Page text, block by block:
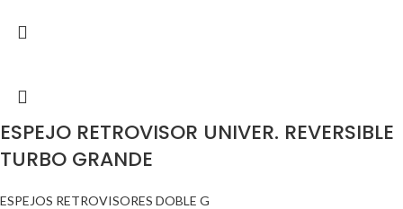
ESPEJO RETROVISOR UNIVER. REVERSIBLE
TURBO GRANDE
ESPEJOS RETROVISORES DOBLE G